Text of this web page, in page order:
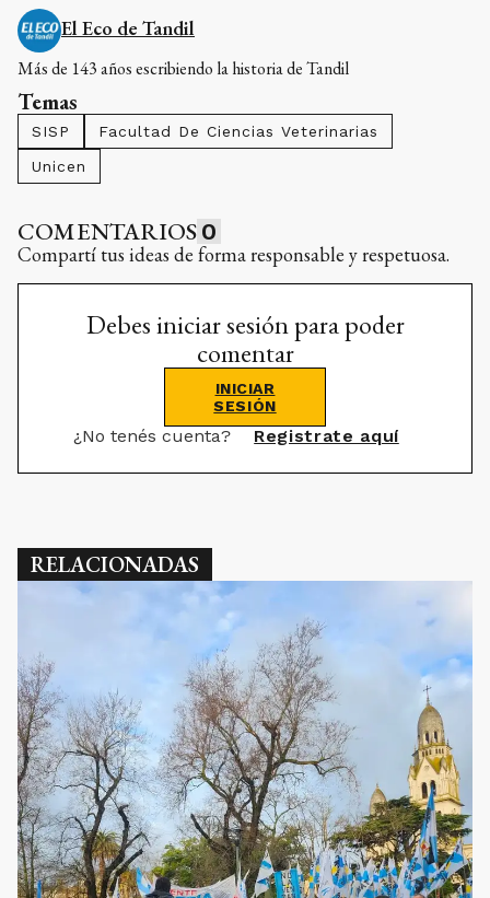
El Eco de Tandil
Más de 143 años escribiendo la historia de Tandil
Temas
SISP
Facultad De Ciencias Veterinarias
Unicen
COMENTARIOS 0
Compartí tus ideas de forma responsable y respetuosa.
Debes iniciar sesión para poder
comentar
INICIAR
SESIÓN
¿No tenés cuenta? Registrate aquí
RELACIONADAS